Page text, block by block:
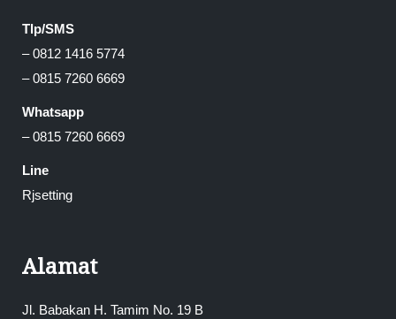
Tlp/SMS
– 0812 1416 5774
– 0815 7260 6669
Whatsapp
– 0815 7260 6669
Line
Rjsetting
Alamat
Jl. Babakan H. Tamim No. 19 B